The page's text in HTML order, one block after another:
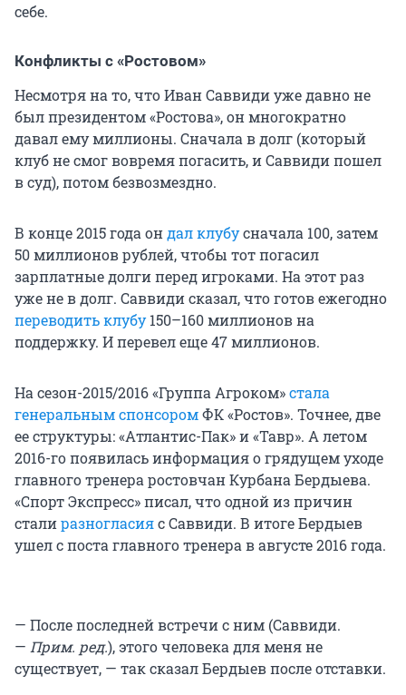
себе.
Конфликты с «Ростовом»
Несмотря на то, что Иван Саввиди уже давно не
был президентом «Ростова», он многократно
давал ему миллионы. Сначала в долг (который
клуб не смог вовремя погасить, и Саввиди пошел
в суд), потом безвозмездно.
В конце 2015 года ондал клубусначала 100, затем
50 миллионоврублей, чтобы тот погасил
зарплатные долги перед игроками. На этот раз
уже не в долг. Саввиди сказал, что готов ежегодно
переводить клубу 150–160 миллионовна
поддержку. И перевел еще47 миллионов.
На сезон-2015/2016 «Группа Агроком»стала
генеральным спонсоромФК «Ростов». Точнее, две
ее структуры: «Атлантис-Пак» и «Тавр». А летом
2016-го появилась информация о грядущем уходе
главного тренера ростовчан Курбана Бердыева.
«Спорт Экспресс» писал, что одной из причин
сталиразногласияс Саввиди. В итоге Бердыев
ушел с поста главного тренера в августе 2016 года.
— После последней встречи с ним (Саввиди.
— Прим. ред.), этого человека для меня не
существует, — так сказал Бердыев после отставки.